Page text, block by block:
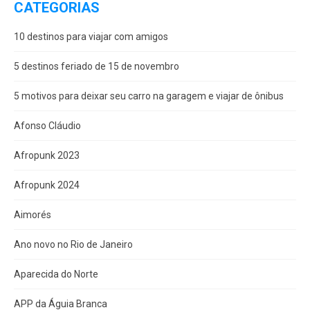
CATEGORIAS
10 destinos para viajar com amigos
5 destinos feriado de 15 de novembro
5 motivos para deixar seu carro na garagem e viajar de ônibus
Afonso Cláudio
Afropunk 2023
Afropunk 2024
Aimorés
Ano novo no Rio de Janeiro
Aparecida do Norte
APP da Águia Branca